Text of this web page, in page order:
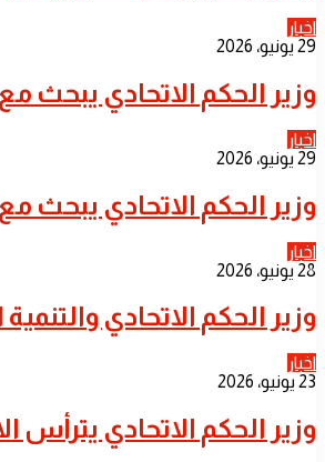
اخبار
29 يونيو، 2026
​وزير الحكم الاتحادي يبحث
اخبار
29 يونيو، 2026
​وزير الحكم الاتحادي يبحث
اخبار
28 يونيو، 2026
​وزير الحكم الاتحادي
اخبار
23 يونيو، 2026
​وزير الحكم الاتحادي يترأس